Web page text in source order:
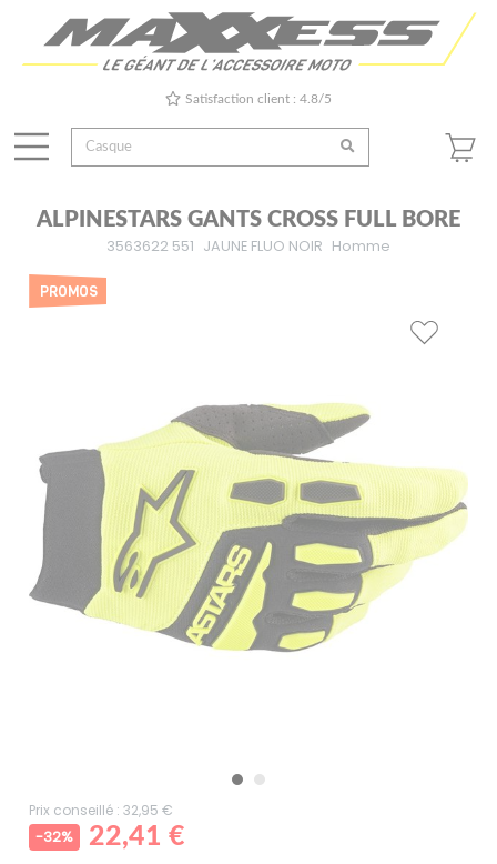
Satisfaction client : 4.8/5
ALPINESTARS GANTS CROSS FULL BORE
3563622 551 JAUNE FLUO NOIR Homme
PROMOS
Prix conseillé : 32,95 €
-32%
22,41 €